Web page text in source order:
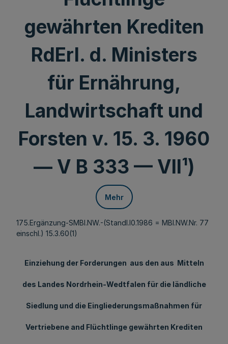
gewährten Krediten
RdErl. d. Ministers
für Ernährung,
Landwirtschaft und
Forsten v. 15. 3. 1960
— V B 333 — VII¹)
Mehr
175.Ergänzung-SMBl.NW.-(Standl.l0.1986 = MBl.NW.Nr. 77
einschl.) 15.3.60(1)
Einziehung der Forderungen aus den aus Mitteln
des Landes Nordrhein-Wedtfalen für die ländliche
Siedlung und die Eingliederungsmaßnahmen für
Vertriebene and Flüchtlinge gewährten Krediten